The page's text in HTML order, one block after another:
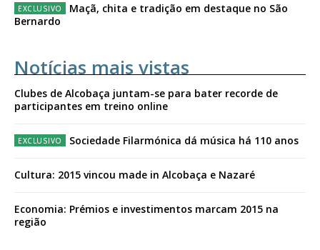
Maçã, chita e tradição em destaque no São
Bernardo
Notícias mais vistas
Clubes de Alcobaça juntam-se para bater recorde de
participantes em treino online
Sociedade Filarmónica dá música há 110 anos
Cultura: 2015 vincou made in Alcobaça e Nazaré
Economia: Prémios e investimentos marcam 2015 na
região